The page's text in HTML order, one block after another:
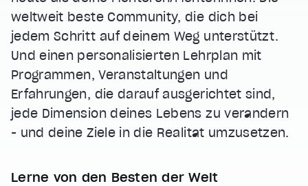
weltweit beste Community, die dich bei
jedem Schritt auf deinem Weg unterstützt.
Und einen personalisierten Lehrplan mit
Programmen, Veranstaltungen und
Erfahrungen, die darauf ausgerichtet sind,
jede Dimension deines Lebens zu verändern
- und deine Ziele in die Realität umzusetzen.
Lerne von den Besten der Welt